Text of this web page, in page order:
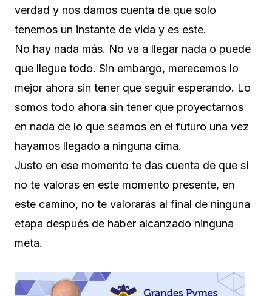
verdad y nos damos cuenta de que solo
tenemos un instante de vida y es este.
No hay nada más. No va a llegar nada o puede
que llegue todo. Sin embargo, merecemos lo
mejor ahora sin tener que seguir esperando. Lo
somos todo ahora sin tener que proyectarnos
en nada de lo que seamos en el futuro una vez
hayamos llegado a ninguna cima.
Justo en ese momento te das cuenta de que si
no te valoras en este momento presente, en
este camino, no te valorarás al final de ninguna
etapa después de haber alcanzado ninguna
meta.